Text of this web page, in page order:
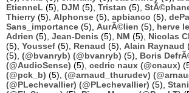
EtienneL (5), DJM (5), Tristan (5),
Thierry (5), Alphonse (5), apbianco (5),
Sans_importance (5), AurÃ©lien (5), herve
Adrien (5), Jean-Denis (5), NM (5), Nicolas
(5), Youssef (5), Renaud (5), Alain Raynaud
(5), (@bvanryb) (@bvanryb) (5), Boris
(@AudioSense) (5), cedric naux (@cnaux)
(@pck_b) (5), (@arnaud_thurudev)
(@PLechevallier) (@PLechevallier) (5),